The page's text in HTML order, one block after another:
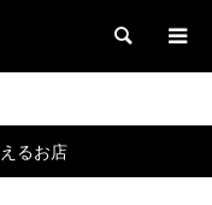
検索
るお店